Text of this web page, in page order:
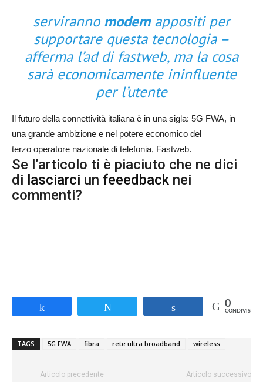
serviranno modemappositi per
supportare questa tecnologia –
afferma l’ad di fastweb, ma la cosa
sarà economicamente ininfluente
per l’utente
Il futuro della connettività italiana è in una sigla: 5G FWA, in
una grande ambizione e nel potere economico del
terzo operatore nazionale di telefonia, Fastweb.
Se l’articolo ti è piaciuto che ne dici
di lasciarci un feeedback nei
commenti?
0
CONDIVISIONI
TAGS 5G FWA fibra rete ultra broadband wireless
Articolo precedente Articolo successivo